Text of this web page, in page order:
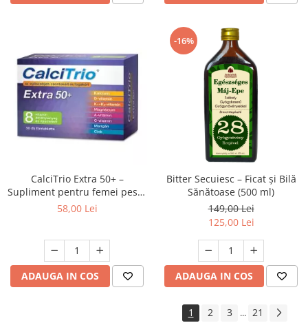
CalciTrio Extra 50+ –
Supliment pentru femei peste
50 ani, cu calciu, magneziu și
58,00 Lei
ADAUGA IN COS
-16%
Bitter Secuiesc – Ficat și Bilă
Sănătoase (500 ml)
149,00 Lei
125,00 Lei
ADAUGA IN COS
1 2 3 ... 21